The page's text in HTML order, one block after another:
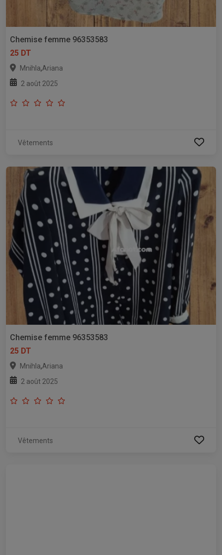
Chemise femme 96353583
25 DT
Mnihla,Ariana
2 août 2025
Vêtements
Chemise femme 96353583
25 DT
Mnihla,Ariana
2 août 2025
Vêtements